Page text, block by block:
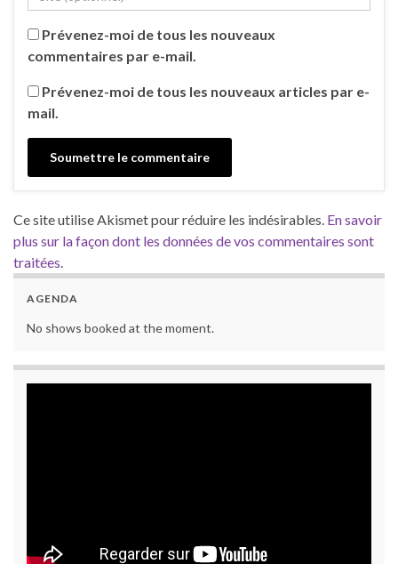
Prévenez-moi de tous les nouveaux
commentaires par e-mail.
Prévenez-moi de tous les nouveaux articles par e-
mail.
Ce site utilise Akismet pour réduire les indésirables. En savoir
plus sur la façon dont les données de vos commentaires sont
traitées.
AGENDA
No shows booked at the moment.